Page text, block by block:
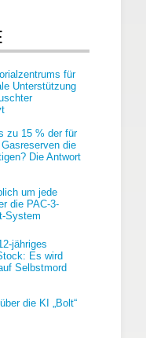
für
Unterstützung
zu 15 % der für
die
Die Antwort
um jede
die PAC-3-
System
jähriges
Es wird
Selbstmord
die KI „Bolt“